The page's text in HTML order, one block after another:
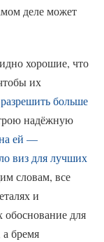
деле может
хорошие, что
их
разрешить больше
надёжную
ей —
виз для лучших
словам, все
и
обоснование для
бремя